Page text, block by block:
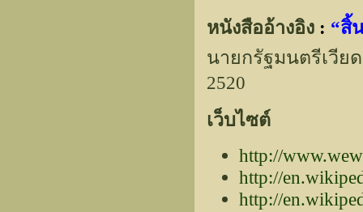
หนังสืออ้างอิง : “สิ้
นายกรัฐมนตรีเวีย
2520
เว็บไซต์
http://
http://
http://